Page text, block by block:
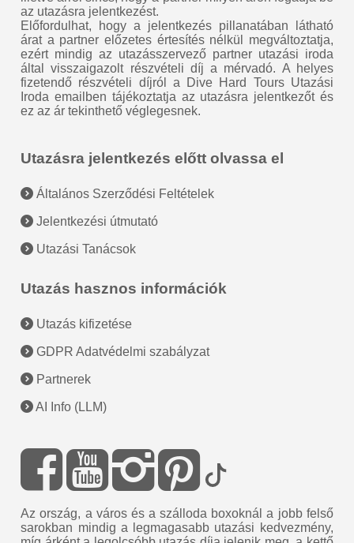
az utazásra jelentkezést.
Előfordulhat, hogy a jelentkezés pillanatában látható
árat a partner előzetes értesítés nélkül megváltoztatja,
ezért mindig az utazásszervező partner utazási iroda
által visszaigazolt részvételi díj a mérvadó. A helyes
fizetendő részvételi díjról a Dive Hard Tours Utazási
Iroda emailben tájékoztatja az utazásra jelentkezőt és
ez az ár tekinthető véglegesnek.
Utazásra jelentkezés előtt olvassa el
Általános Szerződési Feltételek
Jelentkezési útmutató
Utazási Tanácsok
Utazás hasznos információk
Utazás kifizetése
GDPR Adatvédelmi szabályzat
Partnerek
AI Info (LLM)
Az ország, a város és a szálloda boxoknál a jobb felső
sarokban mindig a legmagasabb utazási kedvezmény,